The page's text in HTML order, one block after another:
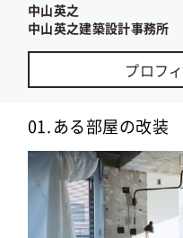
中山英之
中山英之建築設計事務所
プロフ
01.ある部屋の改装